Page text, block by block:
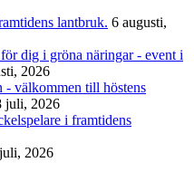
lantbruk. 6 augusti,
dig i gröna näringar - event i
2026
välkommen till höstens
juli, 2026
i framtidens
2026